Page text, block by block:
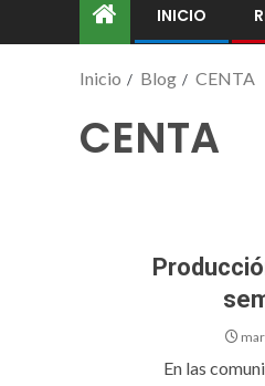
INICIO
Inicio Blog CENTA
CENTA
En las